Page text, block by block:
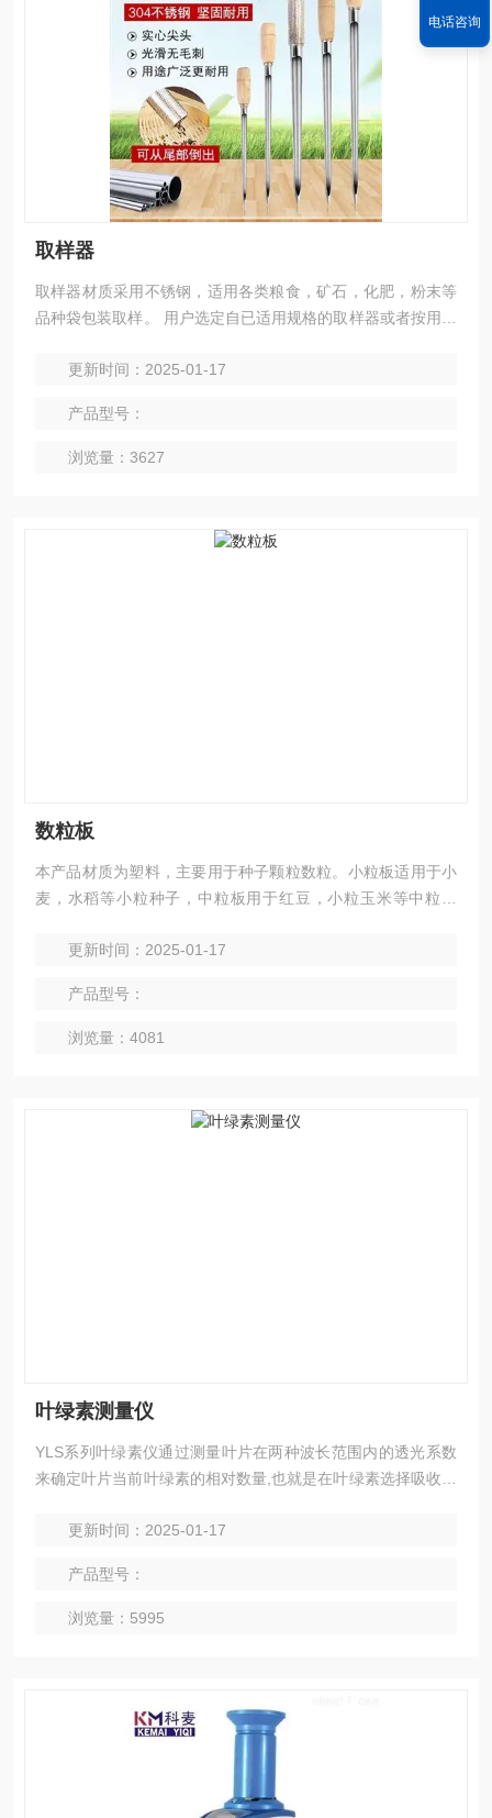
取样器
取样器材质采用不锈钢，适用各类粮食，矿石，化肥，粉末等
品种袋包装取样。 用户选定自已适用规格的取样器或者按用户
更新时间：2025-01-17
产品型号：
浏览量：3627
数粒板
本产品材质为塑料，主要用于种子颗粒数粒。小粒板适用于小
麦，水稻等小粒种子，中粒板用于红豆，小粒玉米等中粒种
更新时间：2025-01-17
产品型号：
浏览量：4081
叶绿素测量仪
YLS系列叶绿素仪通过测量叶片在两种波长范围内的透光系数
来确定叶片当前叶绿素的相对数量,也就是在叶绿素选择吸收特
更新时间：2025-01-17
产品型号：
浏览量：5995
电话咨询